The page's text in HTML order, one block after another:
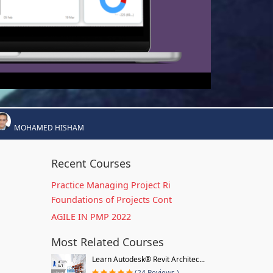
MOHAMED HISHAM
Recent Courses
Practice Managing Project Ri
Foundations of Projects Cont
AGILE IN PMP 2022
Most Related Courses
Learn Autodesk® Revit Architec...